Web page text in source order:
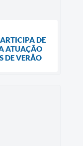
DE
ATUAÇÃO
DE VERÃO